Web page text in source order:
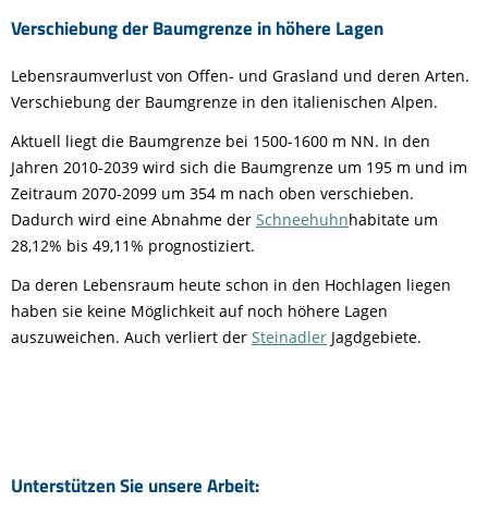
Verschiebung der Baumgrenze in höhere Lagen
Lebensraumverlust von Offen- und Grasland und deren Arten.
Verschiebung der Baumgrenze in den italienischen Alpen.
Aktuell liegt die Baumgrenze bei 1500-1600 m NN. In den
Jahren 2010-2039 wird sich die Baumgrenze um 195 m und im
Zeitraum 2070-2099 um 354 m nach oben verschieben.
Dadurch wird eine Abnahme der Schneehuhnhabitate um
28,12% bis 49,11% prognostiziert.
Da deren Lebensraum heute schon in den Hochlagen liegen
haben sie keine Möglichkeit auf noch höhere Lagen
auszuweichen. Auch verliert der Steinadler Jagdgebiete.
Unterstützen Sie unsere Arbeit: